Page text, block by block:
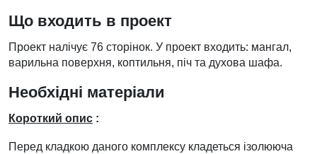
Що входить в проект
Проект налічує 76 сторінок. У проект входить: мангал,
варильна поверхня, коптильня, піч та духова шафа.
Необхідні матеріали
Короткий опис :
Перед кладкою даного комплексу кладеться ізолююча